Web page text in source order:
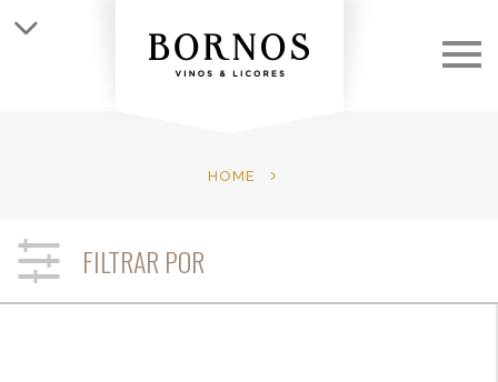
QUIÉNES SOMOS
HOME
FILTRAR POR